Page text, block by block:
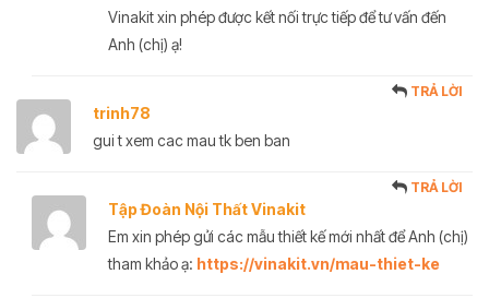
Vinakit xin phép được kết nối trực tiếp để tư vấn đến
Anh (chị) ạ!
trinh78
TRẢ LỜI
gui t xem cac mau tk ben ban
Tập Đoàn Nội Thất Vinakit
TRẢ LỜI
Em xin phép gửi các mẫu thiết kế mới nhất để Anh (chị)
tham khảo ạ: https://vinakit.vn/mau-thiet-ke